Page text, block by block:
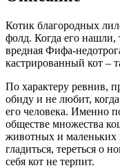
Котик благородных
фолд. Когда его нашли,
вредная Фифа-
кастрированный кот –
По характеру ревнив,
обиду и не любит,
его человека. Именно
обществе множества
животных и маленьких
гладиться, тереться о
себя кот не терпит.